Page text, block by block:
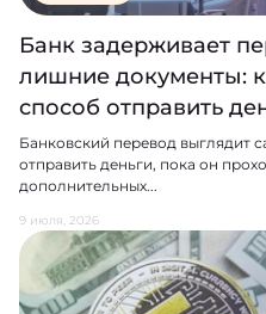
Банк задерживает
лишние документы:
способ отправить
Банковский перевод выглядит
отправить деньги, пока он
дополнительных...
9 июля, 2026